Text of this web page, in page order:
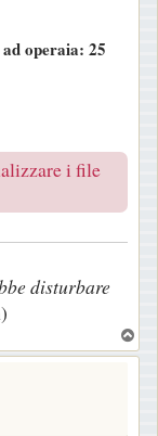
operaia: 25
i file
disturbare
o